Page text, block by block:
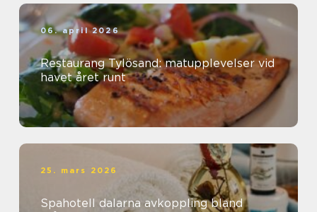
06. april 2026
Restaurang Tylösand: matupplevelser vid
havet året runt
25. mars 2026
Spahotell dalarna avkoppling bland